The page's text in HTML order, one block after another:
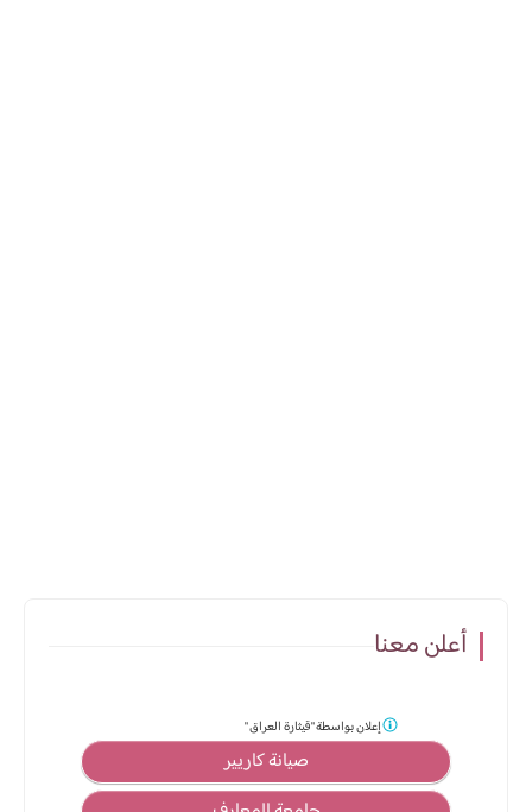
أعلن معنا
صيانة كاريير
إعلان بواسطة"قيثارة العراق "